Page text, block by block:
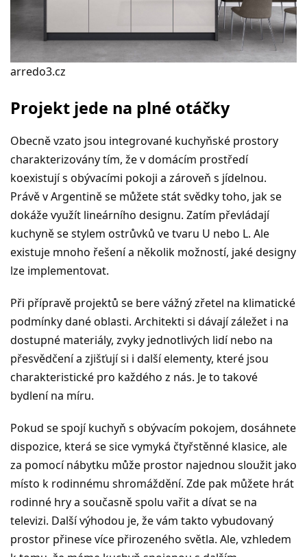
arredo3.cz
Projekt jede na plné otáčky
Obecně vzato jsou integrované kuchyňské prostory
charakterizovány tím, že v domácím prostředí
koexistují s obývacími pokoji a zároveň s jídelnou.
Právě v Argentině se můžete stát svědky toho, jak se
dokáže využít lineárního designu. Zatím převládají
kuchyně se stylem ostrůvků ve tvaru U nebo L. Ale
existuje mnoho řešení a několik možností, jaké designy
lze implementovat.
Při přípravě projektů se bere vážný zřetel na klimatické
podmínky dané oblasti. Architekti si dávají záležet i na
dostupné materiály, zvyky jednotlivých lidí nebo na
přesvědčení a zjišťují si i další elementy, které jsou
charakteristické pro každého z nás. Je to takové
bydlení na míru.
Pokud se spojí kuchyň s obývacím pokojem, dosáhnete
dispozice, která se sice vymyká čtyřstěnné klasice, ale
za pomocí nábytku může prostor najednou sloužit jako
místo k rodinnému shromáždění. Zde pak můžete hrát
rodinné hry a současně spolu vařit a dívat se na
televizi. Další výhodou je, že vám takto vybudovaný
prostor přinese více přirozeného světla. Ale, vzhledem